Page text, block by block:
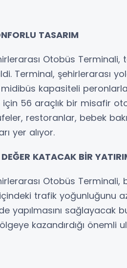
TASARIM
Otobüs
Terminal, şehirlerarası
kapasiteli
için 56 araçlık bir misafir
restoranlar, bebek
yer alıyor.
KATACAK BİR
Otobüs
trafik yoğunluğunu
yapılmasını sağlayacak
kazandırdığı önemli